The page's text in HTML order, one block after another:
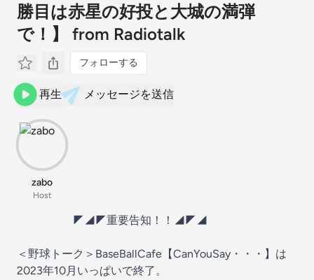
勝目は赤星の好投と大城の満弾
で！】 from Radiotalk
フォローする
再生 メッセージを送信
zabo
Host
◤◢◤重要告知！！◢◤◢
＜野球トーク＞BaseBallCafe【CanYouSay・・・】は
2023年10月いっぱいで終了。